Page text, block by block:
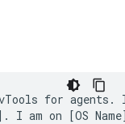
for
on [OS